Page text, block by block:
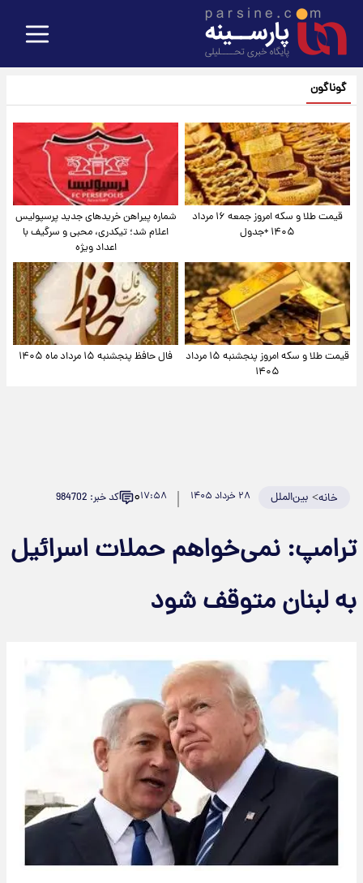
گوناگون
قیمت طلا و سکه امروز جمعه ۱۶ مرداد
۱۴۰۵ +جدول
شماره پیراهن خریدهای جدید پرسپولیس
اعلام شد؛ تیکدری، محبی و سرگیف با
اعداد ویژه
قیمت طلا و سکه امروز پنجشنبه ۱۵ مرداد
۱۴۰۵
فال حافظ پنجشنبه ۱۵ مرداد ماه ۱۴۰۵
خانه> بین‌الملل ۲۸ خرداد ۱۴۰۵ ۱۷:۵۸۰ کد خبر: 984702
ترامپ: نمی‌خواهم حملات اسرائیل
به لبنان متوقف شود